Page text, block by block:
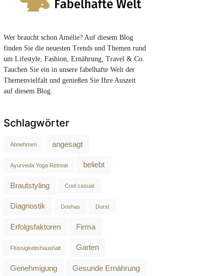
Wer braucht schon Amélie? Auf diesem Blog
finden Sie die neuesten Trends und Themen rund
um Lifestyle, Fashion, Ernährung, Travel & Co.
Tauchen Sie ein in unsere fabelhafte Welt der
Themenvielfalt und genießen Sie Ihre Auszeit
auf diesem Blog.
Schlagwörter
Abnehmen angesagt
Ayurveda Yoga Retreat beliebt
Brautstyling Cool casual
Diagnostik Doshas Durst
Erfolgsfaktoren Firma
Flüssigkeitshaushalt Garten
Genehmigung Gesunde Ernährung